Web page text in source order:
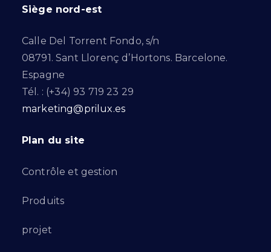
Siège nord-est
Calle Del Torrent Fondo, s/n
08791. Sant Llorenç d’Hortons. Barcelone.
Espagne
Tél. : (+34) 93 719 23 29
marketing@prilux.es
Plan du site
Contrôle et gestion
Produits
projet